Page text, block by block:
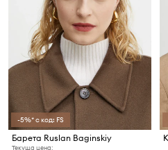
-5%* с код: FS
Барета Ruslan Baginskiy
Текуща цена: